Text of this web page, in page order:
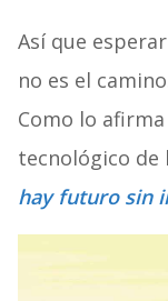
Así que
no es el
Como lo
tecnológico de
hay futuro sin